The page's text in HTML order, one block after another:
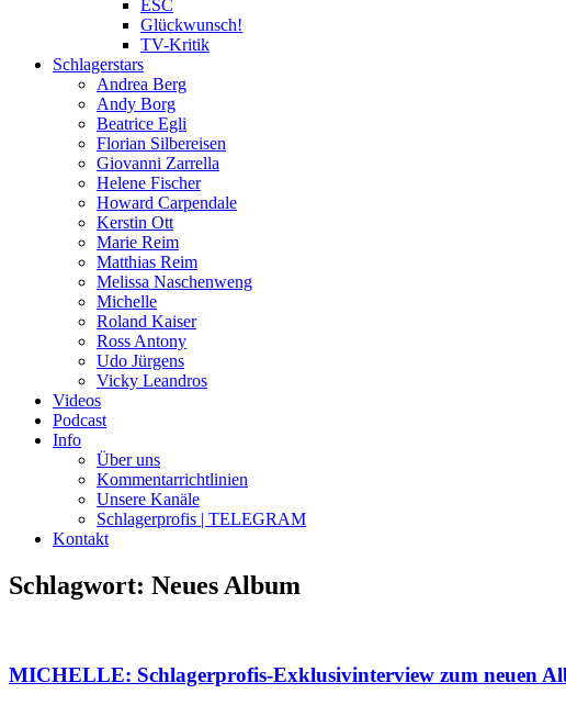
ESC
Glückwunsch!
TV-Kritik
Schlagerstars
Andrea Berg
Andy Borg
Beatrice Egli
Florian Silbereisen
Giovanni Zarrella
Helene Fischer
Howard Carpendale
Kerstin Ott
Marie Reim
Matthias Reim
Melissa Naschenweng
Michelle
Roland Kaiser
Ross Antony
Udo Jürgens
Vicky Leandros
Videos
Podcast
Info
Über uns
Kommentarrichtlinien
Unsere Kanäle
Schlagerprofis | TELEGRAM
Kontakt
Schlagwort: Neues Album
MICHELLE: Schlagerprofis-Exklusivinterview zum neuen